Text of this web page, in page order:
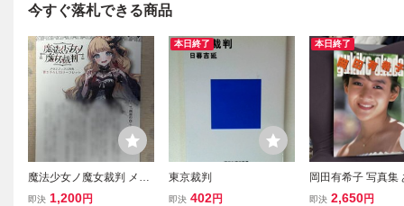
今すぐ落札できる商品
魔法少女ノ魔女裁判 メロ
ンブックス限定 書き下ろ
即決 1,200円
本日終了
東京裁判
即決 402円
本日終了
岡田有希子 写真集
とふたりきり デラ
即決 2,650円